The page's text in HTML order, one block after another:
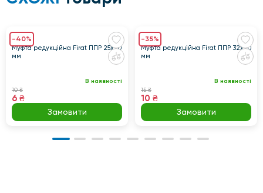
-40%
Муфта редукційна Firat ППР 25х20
мм
В наявності
10 ₴
6 ₴
Замовити
-35%
Муфта редукційна Firat ППР 32х20
мм
В наявності
15 ₴
10 ₴
Замовити